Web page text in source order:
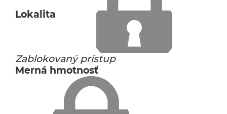
Lokalita
Zablokovaný prístup
Merná hmotnosť